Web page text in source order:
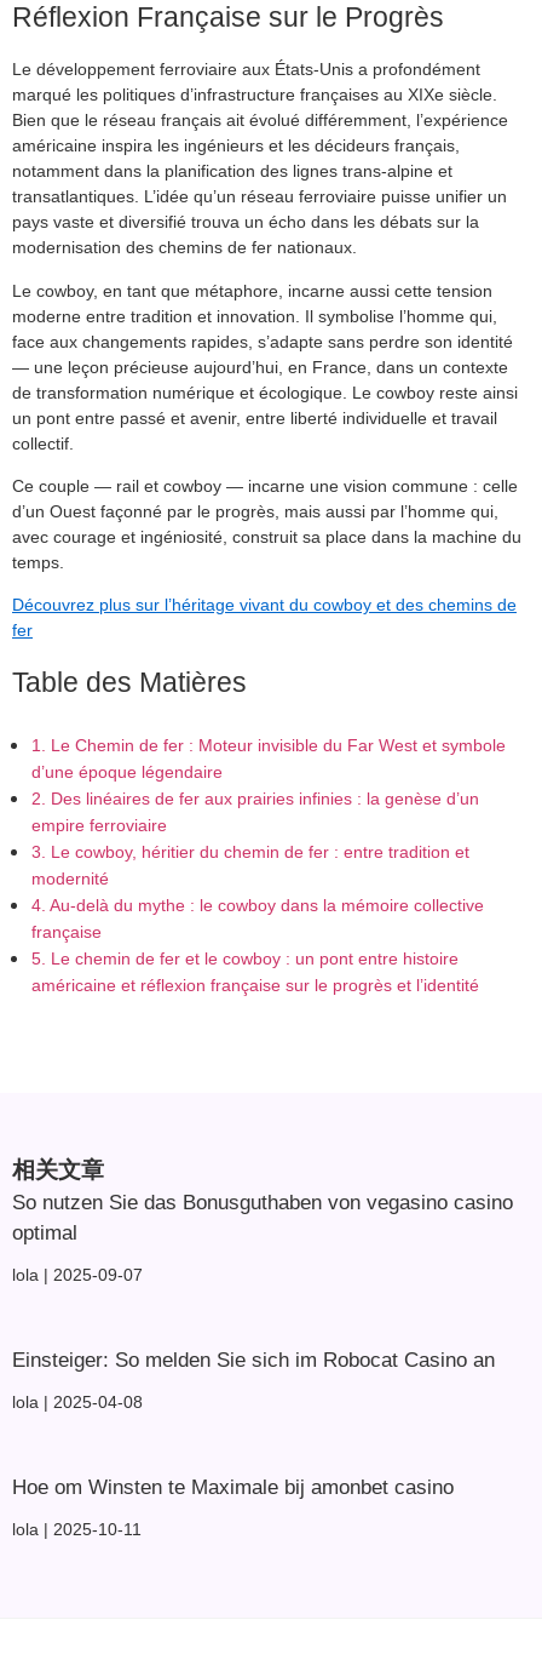
Réflexion Française sur le Progrès
Le développement ferroviaire aux États-Unis a profondément
marqué les politiques d’infrastructure françaises au XIXe siècle.
Bien que le réseau français ait évolué différemment, l’expérience
américaine inspira les ingénieurs et les décideurs français,
notamment dans la planification des lignes trans-alpine et
transatlantiques. L’idée qu’un réseau ferroviaire puisse unifier un
pays vaste et diversifié trouva un écho dans les débats sur la
modernisation des chemins de fer nationaux.
Le cowboy, en tant que métaphore, incarne aussi cette tension
moderne entre tradition et innovation. Il symbolise l’homme qui,
face aux changements rapides, s’adapte sans perdre son identité
— une leçon précieuse aujourd’hui, en France, dans un contexte
de transformation numérique et écologique. Le cowboy reste ainsi
un pont entre passé et avenir, entre liberté individuelle et travail
collectif.
Ce couple — rail et cowboy — incarne une vision commune : celle
d’un Ouest façonné par le progrès, mais aussi par l’homme qui,
avec courage et ingéniosité, construit sa place dans la machine du
temps.
Découvrez plus sur l’héritage vivant du cowboy et des chemins de
fer
Table des Matières
1. Le Chemin de fer : Moteur invisible du Far West et symbole
d’une époque légendaire
2. Des linéaires de fer aux prairies infinies : la genèse d’un
empire ferroviaire
3. Le cowboy, héritier du chemin de fer : entre tradition et
modernité
4. Au-delà du mythe : le cowboy dans la mémoire collective
française
5. Le chemin de fer et le cowboy : un pont entre histoire
américaine et réflexion française sur le progrès et l’identité
相关文章
So nutzen Sie das Bonusguthaben von vegasino casino
optimal
lola 2025-09-07
Einsteiger: So melden Sie sich im Robocat Casino an
lola 2025-04-08
Hoe om Winsten te Maximale bij amonbet casino
lola 2025-10-11